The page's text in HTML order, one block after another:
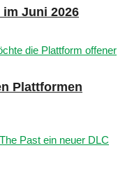
Juni 2026
Plattformen